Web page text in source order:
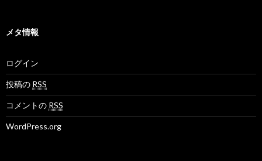
メタ情報
ログイン
投稿の RSS
コメントの RSS
WordPress.org